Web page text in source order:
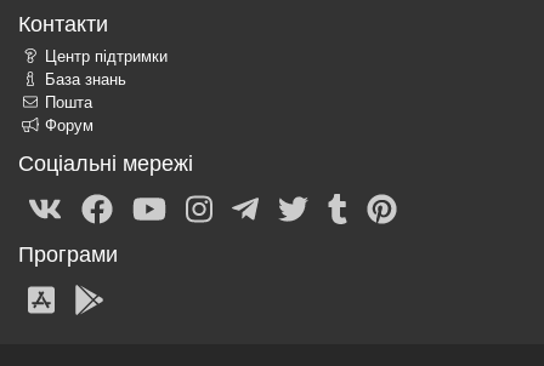
Контакти
Центр підтримки
База знань
Пошта
Форум
Соціальні мережі
Програми